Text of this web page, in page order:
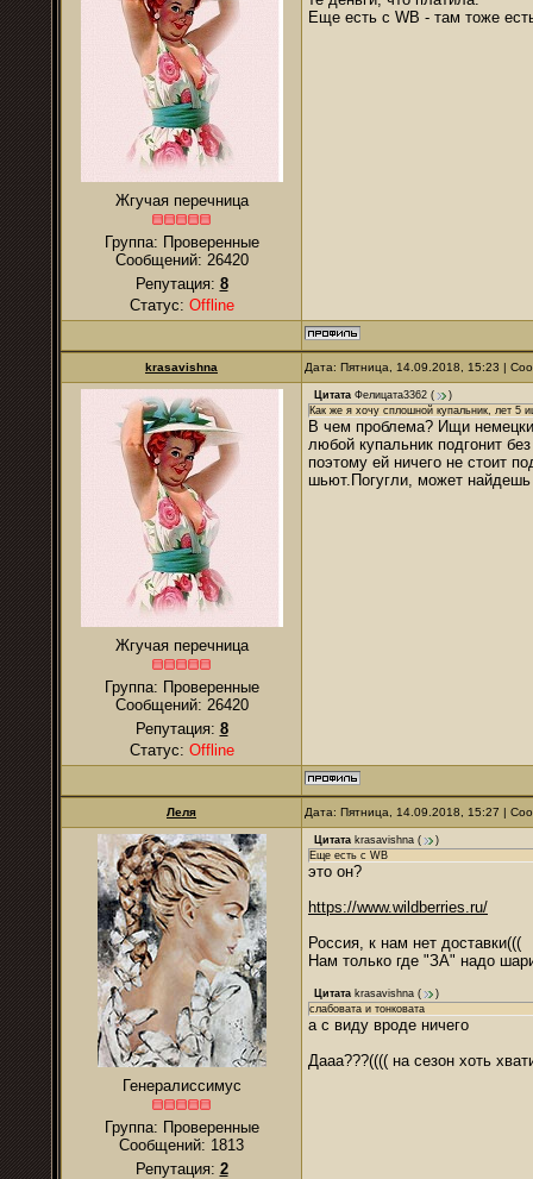
Жгучая перечница
Группа: Проверенные
Сообщений: 26420
Репутация: 8
Статус: Offline
Еще есть с WB - там тоже
krasavishna Дата: Пятница, 14.09.2018, 15:23 |
Жгучая перечница
Группа: Проверенные
Сообщений: 26420
Репутация: 8
Статус: Offline
Цитата Фелицата3362 (
)
Как же я хочу сплошной купальник, лет 5
В чем проблема? Ищи
любой купальник подгонит
поэтому ей ничего не стоит
шьют.Погугли, может найдешь
Леля Дата: Пятница, 14.09.2018, 15:27 |
Генералиссимус
Группа: Проверенные
Сообщений: 1813
Репутация: 2
Цитата krasavishna (
)
Еще есть с WB
это он?
https://www.wildberries.ru/
Россия, к нам нет доставки(((
Нам только где "ЗА" надо
Цитата krasavishna (
)
слабовата и тонковата
а с виду вроде ничего
Дааа???(((( на сезон хоть